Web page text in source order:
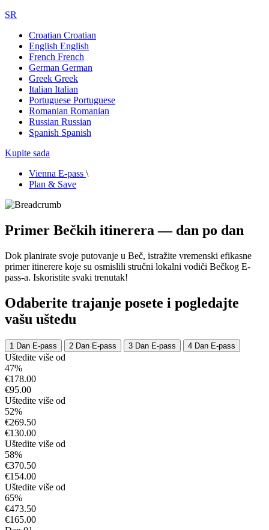
SR
Croatian Croatian
English English
French French
German German
Greek Greek
Italian Italian
Portuguese Portuguese
Romanian Romanian
Russian Russian
Spanish Spanish
Kupite sada
Vienna E-pass \
Plan & Save
Primer Bečkih itinerera — dan po dan
Dok planirate svoje putovanje u Beč, istražite vremenski efikasne
primer itinerere koje su osmislili stručni lokalni vodiči Bečkog E-
pass-a. Iskoristite svaki trenutak!
Odaberite trajanje posete i pogledajte
vašu uštedu
1 Dan E-pass 2 Dan E-pass 3 Dan E-pass 4 Dan E-pass
Uštedite više od
47%
€178.00
€95.00
Uštedite više od
52%
€269.50
€130.00
Uštedite više od
58%
€370.50
€154.00
Uštedite više od
65%
€473.50
€165.00